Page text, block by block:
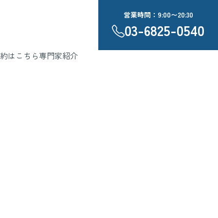
はこちら専門家紹介
営業時間：9:00〜20:30
03-6825-0540